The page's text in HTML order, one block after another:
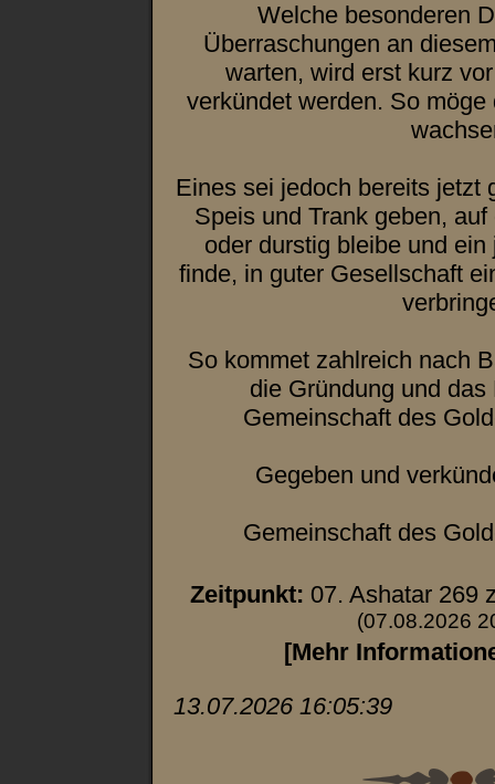
Welche besonderen
Überraschungen an
warten, wird erst kurz
verkündet werden. So
Eines sei jedoch bereits jetzt
Speis und Trank geben,
oder durstig bleibe und
finde, in guter Gesellschaft
So kommet zahlreich nach
die Gründung und
Gemeinschaft des
Gegeben und
Gemeinschaft des
Zeitpunkt: 07. Ashatar 269
(07.08.2026
[Mehr
13.07.2026 16:05:39